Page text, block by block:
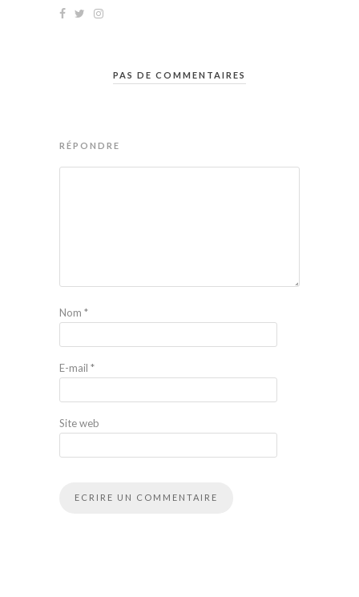
PAS DE COMMENTAIRES
RÉPONDRE
Nom *
E-mail *
Site web